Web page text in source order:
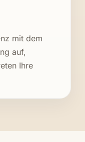
mit dem
auf,
Ihre